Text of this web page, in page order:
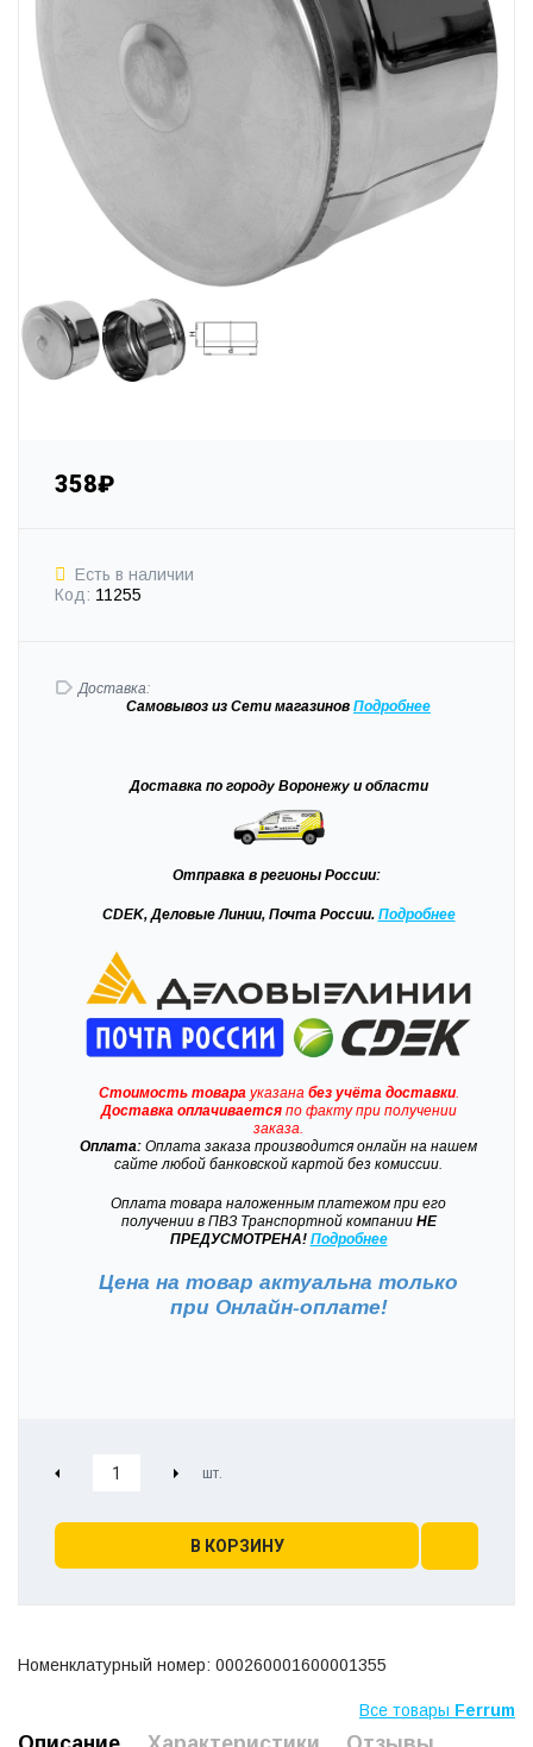
358₽
Есть в наличии
Код: 11255
Доставка:
Самовывоз из Сети магазинов Подробнее
Доставка по городу Воронежу и области
Отправка в регионы России:
CDEK, Деловые Линии, Почта России. Подробнее
Стоимость товарауказана без учёта доставки.
Доставкаоплачиваетсяпо факту при получении
заказа.
Оплата: Оплата заказа производится онлайн на нашем
сайте любой банковской картой без комиссии.
Оплата товара наложенным платежом при его
получении в ПВЗ Транспортной компанииНЕ
ПРЕДУСМОТРЕНА! Подробнее
Цена на товар актуальна только
при Онлайн-оплате!
В КОРЗИНУ
Номенклатурный номер: 000260001600001355
Все товары Ferrum